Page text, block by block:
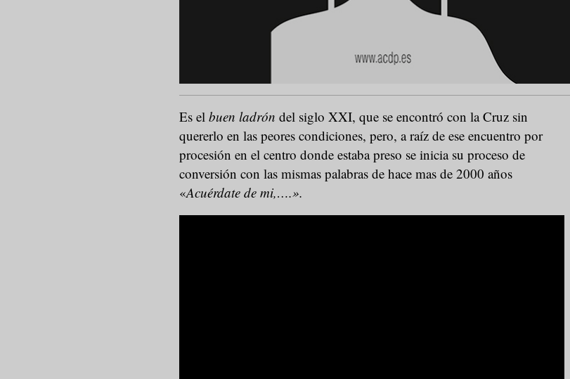
Es el buen ladrón del siglo XXI, que se encontró con la Cruz sin
quererlo en las peores condiciones, pero, a raíz de ese encuentro por
procesión en el centro donde estaba preso se inicia su proceso de
conversión con las mismas palabras de hace mas de 2000 años
«Acuérdate de mi,….».